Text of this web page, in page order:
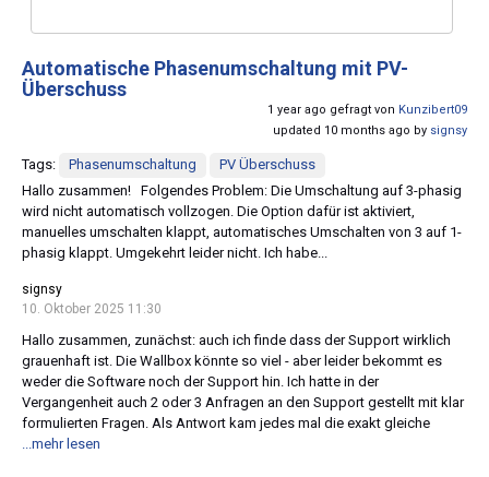
Automatische Phasenumschaltung mit PV-
Überschuss
1 year ago gefragt von Kunzibert09
updated 10 months ago by signsy
Tags: Phasenumschaltung
PV Überschuss
Hallo zusammen! Folgendes Problem: Die Umschaltung auf 3-phasig
wird nicht automatisch vollzogen. Die Option dafür ist aktiviert,
manuelles umschalten klappt, automatisches Umschalten von 3 auf 1-
phasig klappt. Umgekehrt leider nicht. Ich habe...
signsy
10. Oktober 2025 11:30
Hallo zusammen, zunächst: auch ich finde dass der Support wirklich
grauenhaft ist. Die Wallbox könnte so viel - aber leider bekommt es
weder die Software noch der Support hin. Ich hatte in der
Vergangenheit auch 2 oder 3 Anfragen an den Support gestellt mit klar
formulierten Fragen. Als Antwort kam jedes mal die exakt gleiche
...mehr lesen